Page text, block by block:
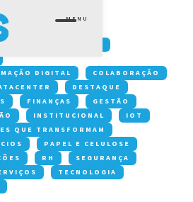
MENU
NA 2S
DIGITAL
COLABORAÇÃO
DESTAQUE
FINANÇAS
GESTÃO
INSTITUCIONAL
IOT
QUE TRANSFORMAM
PAPEL E CELULOSE
RH
SEGURANÇA
TECNOLOGIA